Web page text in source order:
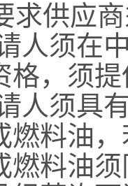
求供应
人须在
格，须
人须具
燃料油
燃料油